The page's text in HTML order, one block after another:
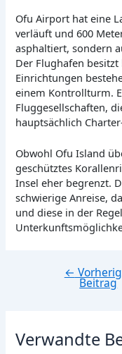
Ofu Airport hat eine
verläuft und 600
asphaltiert, sondern
Der Flughafen
Einrichtungen
einem Kontrollturm.
Fluggesellschaften,
hauptsächlich
Obwohl Ofu Island
geschütztes
Insel eher begrenzt.
schwierige Anreise,
und diese in der
←
Beitrag
Verwandte